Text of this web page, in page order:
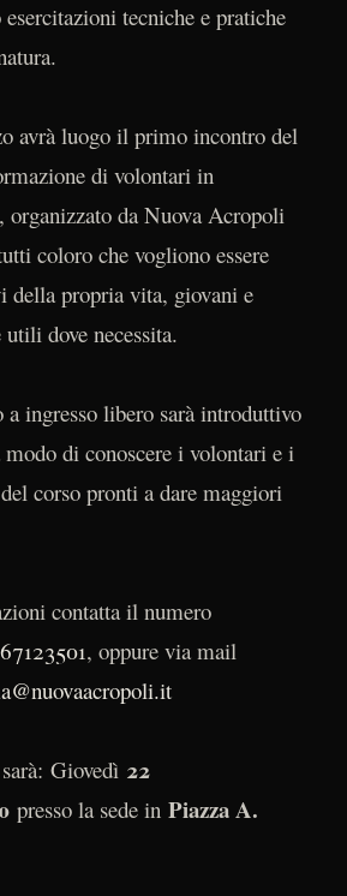
tecniche e pratiche
avrà luogo il primo incontro del
di volontari in
organizzato da Nuova Acropoli
coloro che vogliono essere
della propria vita, giovani e
dove necessita.
ingresso libero sarà introduttivo
modo di conoscere i volontari e i
corso pronti a dare maggiori
contatta il numero
, oppure via mail
Giovedì 22
presso la sede in Piazza A.